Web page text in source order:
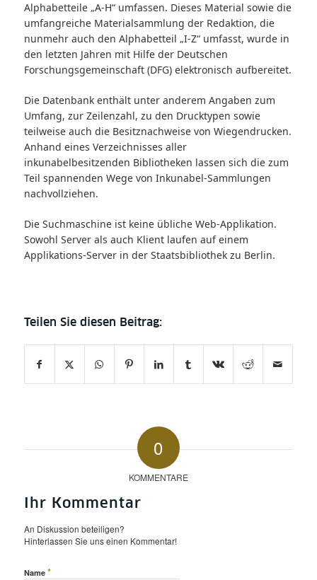
Alphabetteile „A-H“ umfassen. Dieses Material sowie die
umfangreiche Materialsammlung der Redaktion, die
nunmehr auch den Alphabetteil „I-Z“ umfasst, wurde in
den letzten Jahren mit Hilfe der Deutschen
Forschungsgemeinschaft (DFG) elektronisch aufbereitet.
Die Datenbank enthält unter anderem Angaben zum
Umfang, zur Zeilenzahl, zu den Drucktypen sowie
teilweise auch die Besitznachweise von Wiegendrucken.
Anhand eines Verzeichnisses aller
inkunabelbesitzenden Bibliotheken lassen sich die zum
Teil spannenden Wege von Inkunabel-Sammlungen
nachvollziehen.
Die Suchmaschine ist keine übliche Web-Applikation.
Sowohl Server als auch Klient laufen auf einem
Applikations-Server in der Staatsbibliothek zu Berlin.
0
KOMMENTARE
Ihr Kommentar
An Diskussion beteiligen?
Hinterlassen Sie uns einen Kommentar!
Name *